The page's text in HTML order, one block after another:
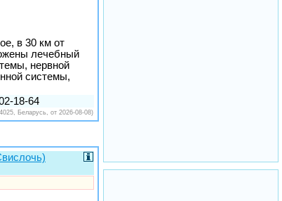
в 30 км от
лечебный
нервной
системы,
18-64
Беларусь, от 2026-08-08)